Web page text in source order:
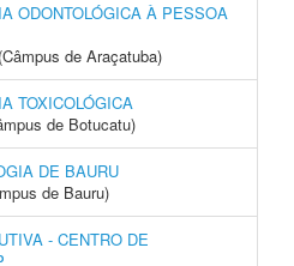
ODONTOLÓGICA À PESSOA
de Araçatuba)
TOXICOLÓGICA
de Botucatu)
DE BAURU
de Bauru)
- CENTRO DE